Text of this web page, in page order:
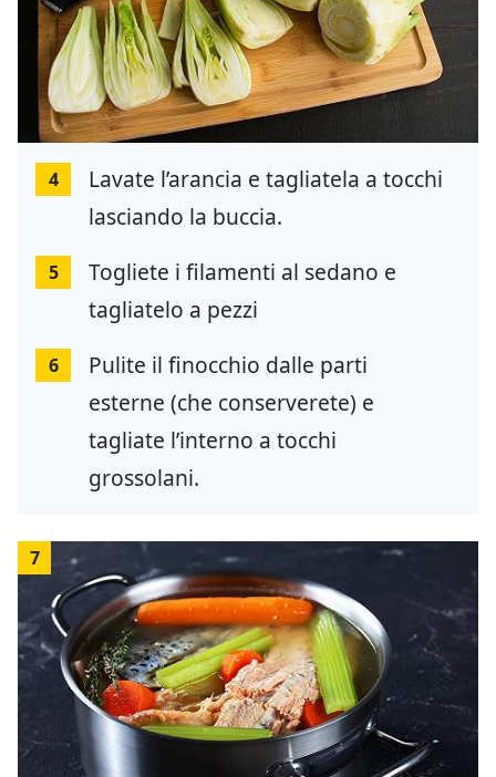
4
Lavate l’arancia e tagliatela a tocchi
lasciando la buccia.
5
Togliete i filamenti al sedano e
tagliatelo a pezzi
6
Pulite il finocchio dalle parti
esterne (che conserverete) e
tagliate l’interno a tocchi
grossolani.
7